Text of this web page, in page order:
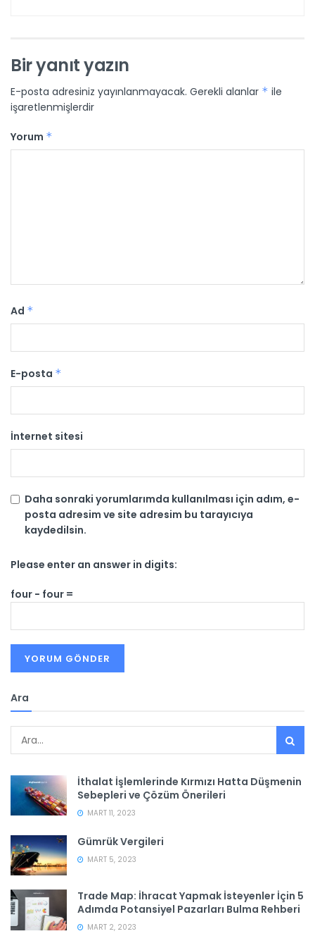
Bir yanıt yazın
E-posta adresiniz yayınlanmayacak. Gerekli alanlar * ile
işaretlenmişlerdir
Yorum *
Ad *
E-posta *
İnternet sitesi
Daha sonraki yorumlarımda kullanılması için adım, e-
posta adresim ve site adresim bu tarayıcıya
kaydedilsin.
Please enter an answer in digits:
four − four =
Ara
İthalat İşlemlerinde Kırmızı Hatta Düşmenin
Sebepleri ve Çözüm Önerileri
MART 11, 2023
Gümrük Vergileri
MART 5, 2023
Trade Map: İhracat Yapmak İsteyenler İçin 5
Adımda Potansiyel Pazarları Bulma Rehberi
MART 2, 2023